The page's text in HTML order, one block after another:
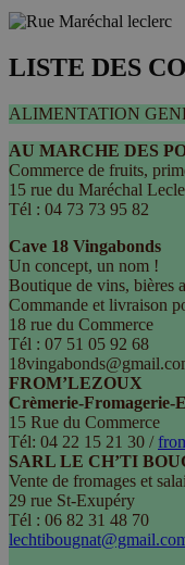
LISTE DES
ALIMENTATION
AU MARCHE DES
Commerce de fruits,
15 rue du Maréchal
Tél : 04 73 73 95 82
Cave 18 Vingabonds
Un concept, un nom !
Boutique de vins, bières
Commande et livraison
18 rue du Commerce
Tél : 07 51 05 92 68
FROM’LEZOUX
Crèmerie-Fromagerie-
15 Rue du Commerce
Tél: 04 22 15 21 30 /
SARL LE CH’TI
Vente de fromages et
29 rue St-Exupéry
Tél : 06 82 31 48 70